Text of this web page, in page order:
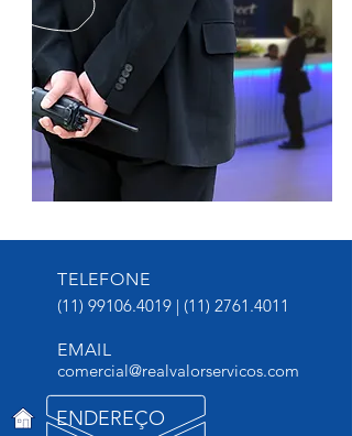
TELEFONE
(11) 99106.4019 | (11) 2761.4011
EMAIL
comercial@realvalorservicos.com
ENDEREÇO